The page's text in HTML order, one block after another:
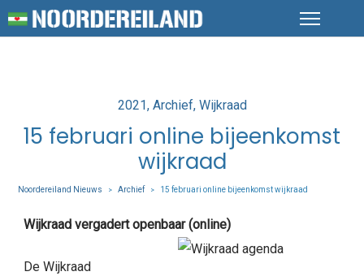
Posted
2021 Archief Wijkraad
15 februari online bijeenkomst
wijkraad
Noordereiland Nieuws > Archief > 15 februari online bijeenkomst wijkraad
Wijkraad vergadert openbaar (online)
De Wijkraad